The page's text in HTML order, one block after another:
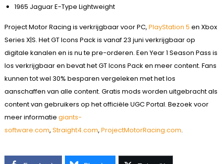
1965 Jaguar E-Type Lightweight
Project Motor Racing is verkrijgbaar voor PC, PlayStation 5 en Xbox
Series X|S. Het GT Icons Pack is vanaf 23 juni verkrijgbaar op
digitale kanalen en is nu te pre-orderen. Een Year 1 Season Pass is
los verkrijgbaar en bevat het GT Icons Pack en meer content. Fans
kunnen tot wel 30% besparen vergeleken met het los
aanschaffen van alle content. Gratis mods worden uitgebracht als
content van gebruikers op het officiële UGC Portal. Bezoek voor
meer informatie giants-
software.com, Straight4.com, ProjectMotorRacing.com.